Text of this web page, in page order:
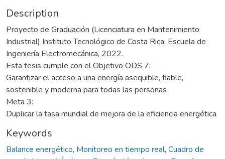
Description
Proyecto de Graduación (Licenciatura en Mantenimiento
Industrial) Instituto Tecnológico de Costa Rica, Escuela de
Ingeniería Electromecánica, 2022.
Esta tesis cumple con el Objetivo ODS 7:
Garantizar el acceso a una energía asequible, fiable,
sostenible y moderna para todas las personas
Meta 3:
Duplicar la tasa mundial de mejora de la eficiencia energética
Keywords
Balance energético, Monitoreo en tiempo real, Cuadro de